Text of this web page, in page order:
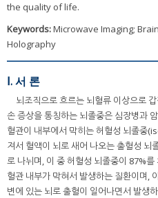
the quality of life.
Keywords:Microwave Imaging;
Holography
Ⅰ. 서 론
뇌조직으로 흐르는 뇌혈류 이상으로
손 증상을 통칭하는 뇌졸중은 심장병과
혈관이 내부에서 막히는 허혈성 뇌졸중
져서 혈액이 뇌로 새어 나오는 출혈성
로 나뉘며, 이 중 허혈성 뇌졸중이 87%
혈관 내부가 막혀서 발생하는 질환이며,
변에 있는 뇌로 출혈이 일어나면서 발생